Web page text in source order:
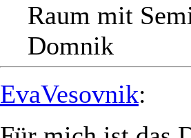
Raum mit
Domnik
EvaVesovnik: